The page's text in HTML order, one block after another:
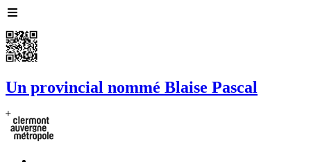
Un provincial nommé Blaise Pascal